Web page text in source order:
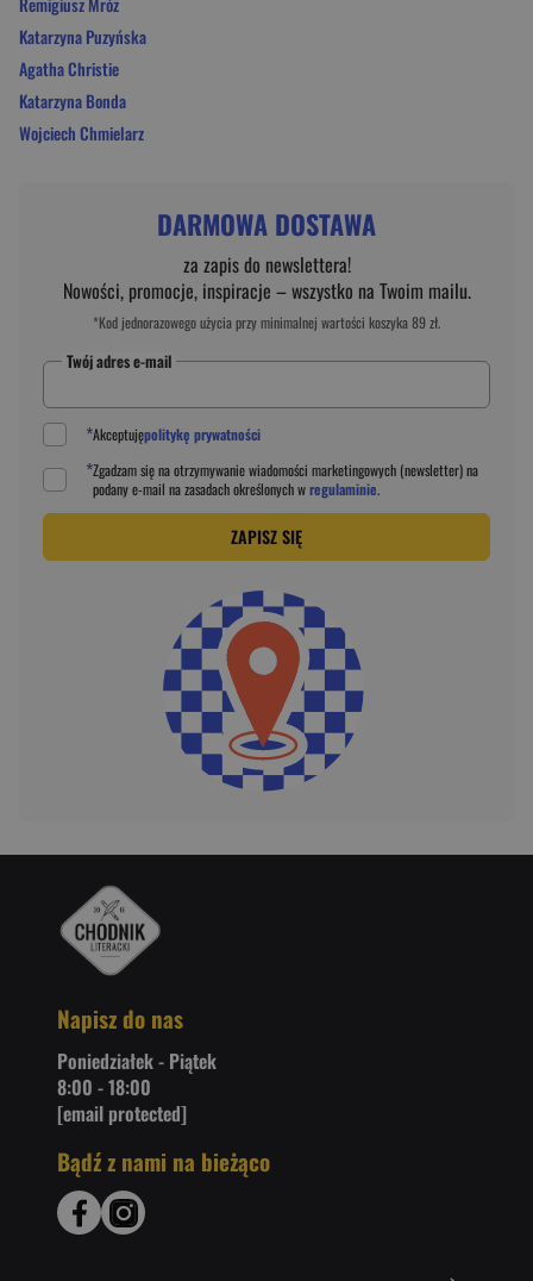
Katarzyna Puzyńska
Agatha Christie
Katarzyna Bonda
Wojciech Chmielarz
DARMOWA DOSTAWA
za zapis do newslettera!
Nowości, promocje, inspiracje – wszystko na Twoim mailu.
*Kod jednorazowego użycia przy minimalnej wartości koszyka 89 zł.
Twój adres e-mail
*Akceptujępolitykę prywatności
*Zgadzam się na otrzymywanie wiadomości marketingowych (newsletter) na
podanye-mail na zasadach określonych wregulaminie.
ZAPISZ SIĘ
Napisz do nas
Poniedziałek - Piątek
8:00 - 18:00
[email protected]
Bądź z nami na bieżąco